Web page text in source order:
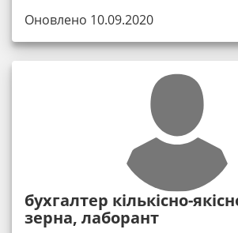
Оновлено 10.09.2020
бухгалтер кількісно-
зерна, лаборант